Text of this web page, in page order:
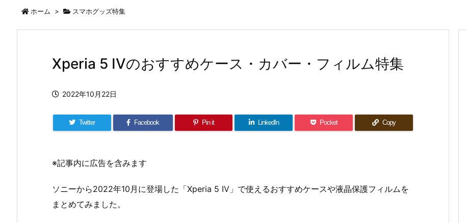
ホーム > スマホグッズ特集
Xperia 5 IVのおすすめケース・カバー・フィルム特集
2022年10月22日
Twitter Facebook Pin it LinkedIn Pocket Copy
※記事内に広告を含みます
ソニーから2022年10月に登場した「Xperia 5 IV」で使えるおすすめケースや液晶保護フィルムを
まとめてみました。